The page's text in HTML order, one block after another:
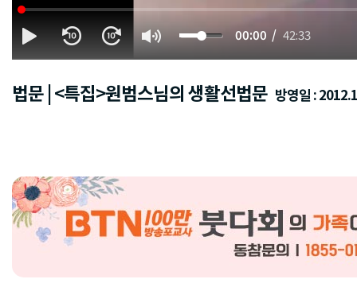
00:00 42:33
법문 | <특집>원범스님의 생활선법문 방영일 :